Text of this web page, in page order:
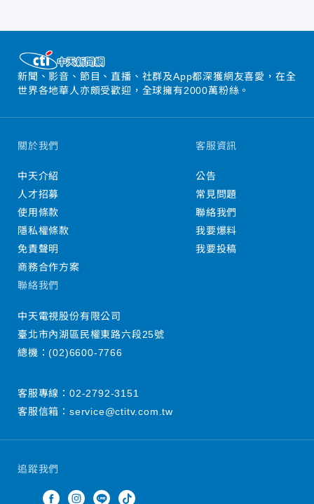
新聞、影音、節目、直播、社群及App都深獲網友喜愛，在全
世界各地華人亦頗受歡迎，全球擁有2000萬粉絲。
追蹤我們
關於我們
中天介紹
人才招募
使用條款
隱私權條款
免責聲明
商務合作方案
客服資訊
公告
常見問題
聯絡我們
我要爆料
我要投稿
聯絡我們
中天電視股份有限公司
臺北市內湖區民權東路六段25號
總機：(02)6600-7766
客服專線： 02-2792-3151
客服信箱： service@ctitv.com.tw